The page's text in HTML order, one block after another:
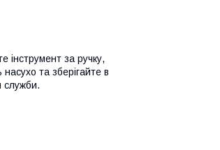
за ручку,
та зберігайте в
служби.